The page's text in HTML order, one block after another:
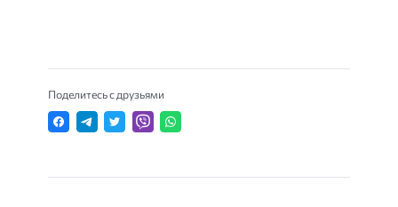
Поделитесь с друзьями